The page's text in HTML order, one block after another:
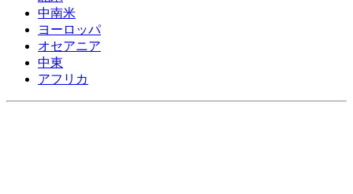
中南米
ヨーロッパ
オセアニア
中東
アフリカ